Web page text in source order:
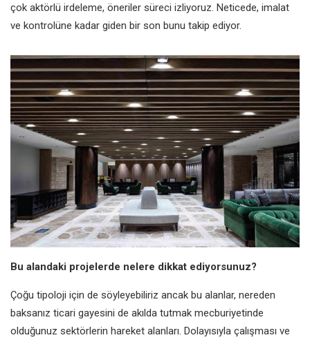
çok aktörlü irdeleme, öneriler süreci izliyoruz. Neticede, imalat
ve kontrolüne kadar giden bir son bunu takip ediyor.
Bu alandaki projelerde nelere dikkat ediyorsunuz?
Çoğu tipoloji için de söyleyebiliriz ancak bu alanlar, nereden
baksanız ticari gayesini de akılda tutmak mecburiyetinde
olduğunuz sektörlerin hareket alanları. Dolayısıyla çalışması ve